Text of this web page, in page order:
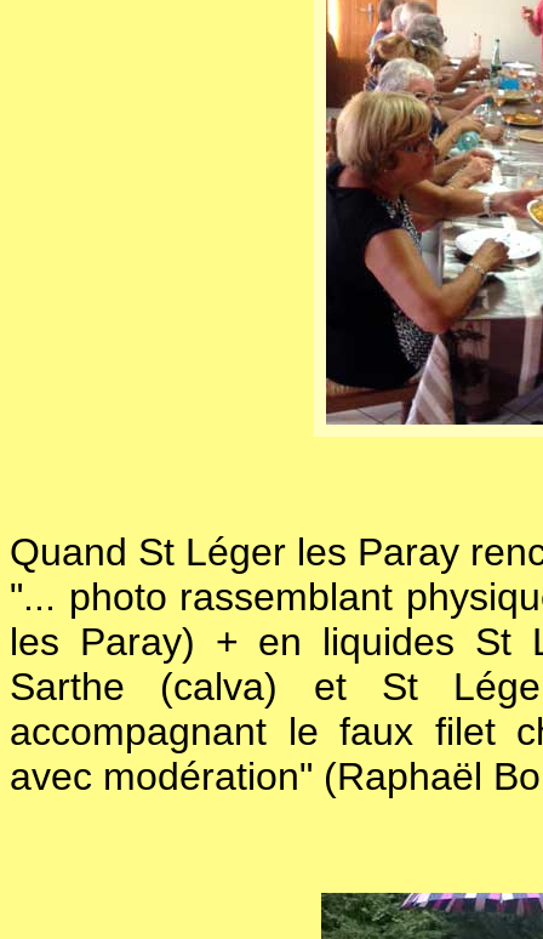
Quand St Léger les Paray
"... photo rassemblant
les Paray) + en liquides St
Sarthe (calva) et St
accompagnant le faux filet
avec modération" (Raphaël